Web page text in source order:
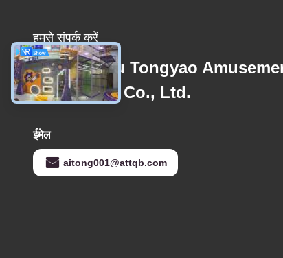
हमसे संपर्क करें
Guangzhou Tongyao
Equipment Co., Ltd.
ईमेल
aitong001@attqb.com